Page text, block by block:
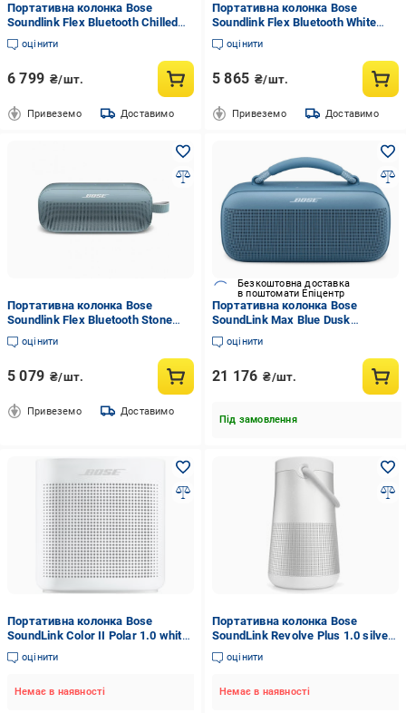
Портативна колонка Bose
Soundlink Flex Bluetooth Chilled
Lilac (865983-0700)
оцінити
6 799 ₴/шт.
Привеземо Доставимо
Портативна колонка Bose
Soundlink Flex Bluetooth White
(865983-0500)
оцінити
5 865 ₴/шт.
Привеземо Доставимо
Портативна колонка Bose
Soundlink Flex Bluetooth Stone
Blue (865983-0200)
оцінити
5 079 ₴/шт.
Привеземо Доставимо
Безкоштовна доставка
в поштомати Епіцентр
Портативна колонка Bose
SoundLink Max Blue Dusk
(883848-0200)
оцінити
21 176 ₴/шт.
Під замовлення
Портативна колонка Bose
SoundLink Color II Polar 1.0 white
(752195-0200)
оцінити
Немає в наявності
Портативна колонка Bose
SoundLink Revolve Plus 1.0 silver
(739617-2310)
оцінити
Немає в наявності